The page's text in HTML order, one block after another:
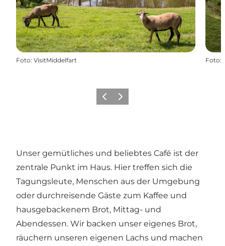
Foto: VisitMiddelfart Foto:
ZurückWeiter
Unser gemütliches und beliebtes Café ist der
zentrale Punkt im Haus. Hier treffen sich die
Tagungsleute, Menschen aus der Umgebung
oder durchreisende Gäste zum Kaffee und
hausgebackenem Brot, Mittag- und
Abendessen. Wir backen unser eigenes Brot,
räuchern unseren eigenen Lachs und machen